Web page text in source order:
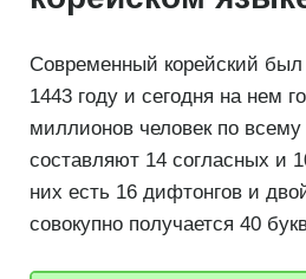
Современный корейский
1443 году и сегодня на нем
миллионов человек по
составляют 14 согласных и
них есть 16 дифтонгов и
совокупно получается 40